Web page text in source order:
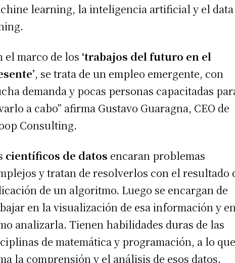
learning, la inteligencia artificial y el data
el marco de los ‘trabajos del futuro en el
, se trata de un empleo emergente, con
demanda y pocas personas capacitadas
a cabo” afirma Gustavo Guaragna, CEO de
Consulting.
científicos de datos encaran problemas
y tratan de resolverlos con el resultado
de un algoritmo. Luego se encargan de
en la visualización de esa información y
analizarla. Tienen habilidades duras de las
de matemática y programación, a lo
la comprensión y el análisis de esos datos.